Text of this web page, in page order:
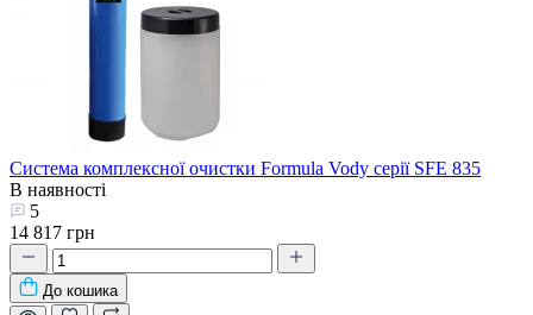
Система комплексної очистки Formula Vody серії SFE 835
В наявності
5
14 817 грн
До кошика